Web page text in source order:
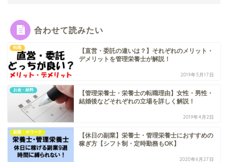
合わせて読みたい
転職
【直営・委託の違いは？】それぞれのメリット・
デメリットを管理栄養士が解説！
2019年5月17日
お金・給料
【管理栄養士・栄養士の転職理由】女性・男性・
結婚後などそれぞれの立場を詳しく解説！
2019年4月2日
副業・Ｗワーク
【休日の副業】栄養士・管理栄養士におすすめの
稼ぎ方【シフト制・定時勤務もOK】
2020年6月27日